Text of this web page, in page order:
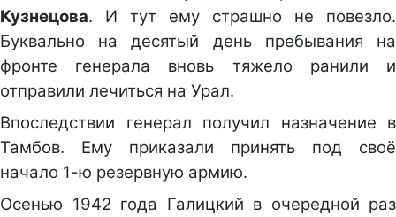
Кузнецова. И тут ему страшно не повезло.
Буквально на десятый день пребывания на
фронте генерала вновь тяжело ранили и
отправили лечиться на Урал.
Впоследствии генерал получил назначение в
Тамбов. Ему приказали принять под своё
начало 1-ю резервную армию.
Осенью 1942 года Галицкий в очередной раз